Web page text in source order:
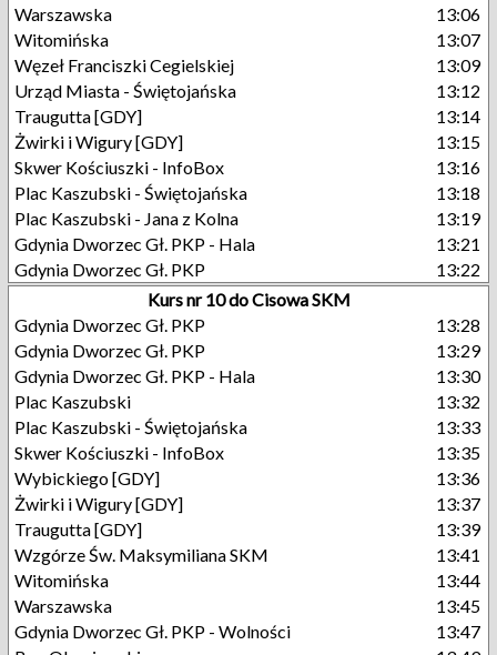
Warszawska
13:06
Witomińska
13:07
Węzeł Franciszki Cegielskiej
13:09
Urząd Miasta - Świętojańska
13:12
Traugutta [GDY]
13:14
Żwirki i Wigury [GDY]
13:15
Skwer Kościuszki - InfoBox
13:16
Plac Kaszubski - Świętojańska
13:18
Plac Kaszubski - Jana z Kolna
13:19
Gdynia Dworzec Gł. PKP - Hala
13:21
Gdynia Dworzec Gł. PKP
13:22
Kurs nr 10 do Cisowa SKM
Gdynia Dworzec Gł. PKP
13:28
Gdynia Dworzec Gł. PKP
13:29
Gdynia Dworzec Gł. PKP - Hala
13:30
Plac Kaszubski
13:32
Plac Kaszubski - Świętojańska
13:33
Skwer Kościuszki - InfoBox
13:35
Wybickiego [GDY]
13:36
Żwirki i Wigury [GDY]
13:37
Traugutta [GDY]
13:39
Wzgórze Św. Maksymiliana SKM
13:41
Witomińska
13:44
Warszawska
13:45
Gdynia Dworzec Gł. PKP - Wolności
13:47